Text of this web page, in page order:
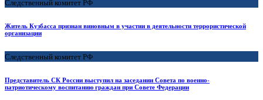
Следственный комитет РФ
Житель Кузбасса признан виновным в участии в деятельности террористической
организации
Следственный комитет РФ
Представитель СК России выступил на заседании Совета по военно-
патриотическому воспитанию граждан при Совете Федерации